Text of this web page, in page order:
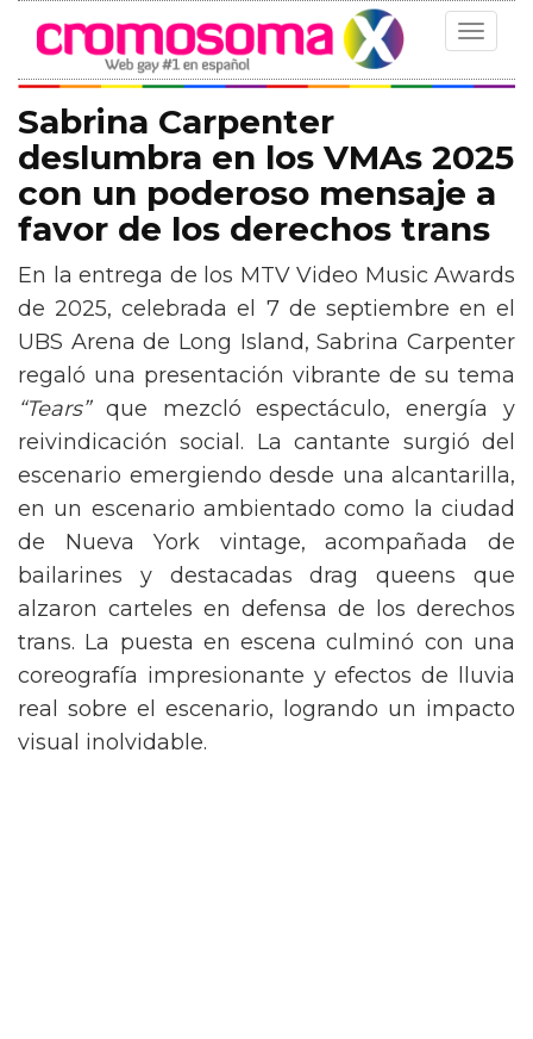
Toggle
Sabrina Carpenter
deslumbra en los VMAs 2025
con un poderoso mensaje a
favor de los derechos trans
En la entrega de los MTV Video Music Awards
de 2025, celebrada el 7 de septiembre en el
UBS Arena de Long Island, Sabrina Carpenter
regaló una presentación vibrante de su tema
“Tears”que mezcló espectáculo, energía y
reivindicación social. La cantante surgió del
escenario emergiendo desde una alcantarilla,
en un escenario ambientado como la ciudad
de Nueva York vintage, acompañada de
bailarines y destacadas drag queens que
alzaron carteles en defensa de los derechos
trans. La puesta en escena culminó con una
coreografía impresionante y efectos de lluvia
real sobre el escenario, logrando un impacto
visual inolvidable.